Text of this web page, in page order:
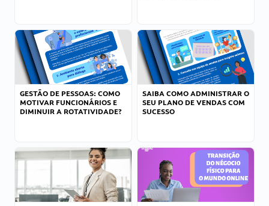
GESTÃO DE PESSOAS: COMO
MOTIVAR FUNCIONÁRIOS E
DIMINUIR A ROTATIVIDADE?
SAIBA COMO ADMINISTRAR O
SEU PLANO DE VENDAS COM
SUCESSO